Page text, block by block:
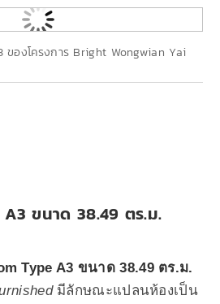
องโครงการ Bright Wongwian Yai
ขนาด 38.49 ตร.ม.
Type A3 ขนาด 38.49 ตร.ม.
มีลักษณะแปลนห้องเป็น